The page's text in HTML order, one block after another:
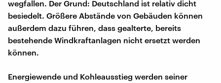
wegfallen. Der Grund: Deutschland ist relativ dicht
besiedelt. Größere Abstände von Gebäuden können
außerdem dazu führen, dass gealterte, bereits
bestehende Windkraftanlagen nicht ersetzt werden
können.
Energiewende und Kohleausstieg werden seiner